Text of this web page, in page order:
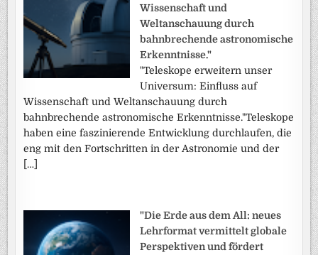
Wissenschaft und
Weltanschauung durch
bahnbrechende astronomische
Erkenntnisse."
"Teleskope erweitern unser
Universum: Einfluss auf
Wissenschaft und Weltanschauung durch
bahnbrechende astronomische Erkenntnisse."Teleskope
haben eine faszinierende Entwicklung durchlaufen, die
eng mit den Fortschritten in der Astronomie und der
[…]
"Die Erde aus dem All: neues
Lehrformat vermittelt globale
Perspektiven und fördert